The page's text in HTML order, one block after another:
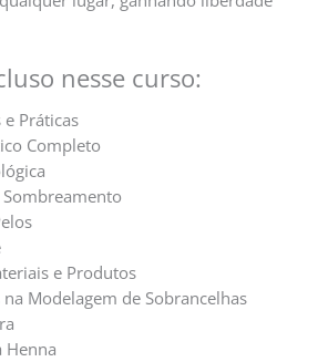
nesse curso:
e Práticas
Completo
e Produtos
Modelagem de Sobrancelhas
Henna